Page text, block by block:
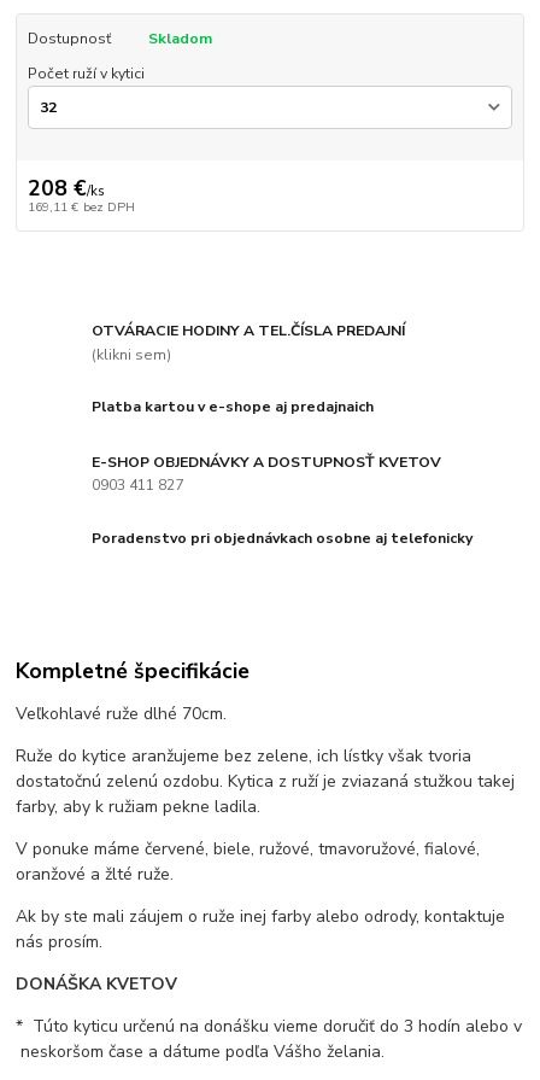
Dostupnosť
Skladom
Počet ruží v kytici
208 €/ks
169,11 € bez DPH
OTVÁRACIE HODINY A TEL.ČÍSLA PREDAJNÍ
(klikni sem)
Platba kartou v e-shope aj predajnaich
E-SHOP OBJEDNÁVKY A DOSTUPNOSŤ KVETOV
0903 411 827
Poradenstvo pri objednávkach osobne aj telefonicky
Kompletné špecifikácie
Veľkohlavé ruže dlhé 70cm.
Ruže do kytice aranžujeme bez zelene, ich lístky však tvoria
dostatočnú zelenú ozdobu. Kytica z ruží je zviazaná stužkou takej
farby, aby k ružiam pekne ladila.
V ponuke máme červené, biele, ružové, tmavoružové, fialové,
oranžové a žlté ruže.
Ak by ste mali záujem o ruže inej farby alebo odrody, kontaktuje
nás prosím.
DONÁŠKA KVETOV
* Túto kyticu určenú na donášku vieme doručiť do 3 hodín alebo v
neskoršom čase a dátume podľa Vášho želania.